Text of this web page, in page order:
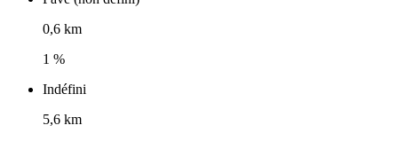
0,6 km
1 %
Indéfini
5,6 km